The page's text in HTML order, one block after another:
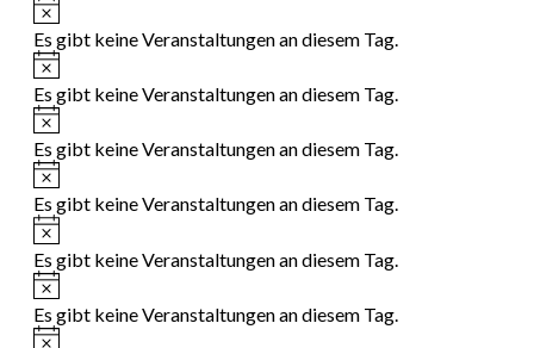
Hinweis
Es gibt keine Veranstaltungen an diesem Tag.
Hinweis
Es gibt keine Veranstaltungen an diesem Tag.
Hinweis
Es gibt keine Veranstaltungen an diesem Tag.
Hinweis
Es gibt keine Veranstaltungen an diesem Tag.
Hinweis
Es gibt keine Veranstaltungen an diesem Tag.
Hinweis
Es gibt keine Veranstaltungen an diesem Tag.
Hinweis